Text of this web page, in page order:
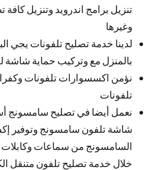
تنزيل برامج اندرويد وتنزيل
وغيرها
لدينا خدمة تصليح تلفونات يجي
بالمنزل مع وتركيب حماية شاشة
نؤمن اكسسوارات تلفونات
تلفونات
نعمل أيضا في تصليح سامسونج
شاشة تلفون سامسونج وتوفير
السامسونج من سماعات
خلال خدمة تصليح تلفون متنقل